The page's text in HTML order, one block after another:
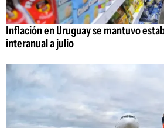
Inflación en Uruguay se mantuvo
interanual a julio